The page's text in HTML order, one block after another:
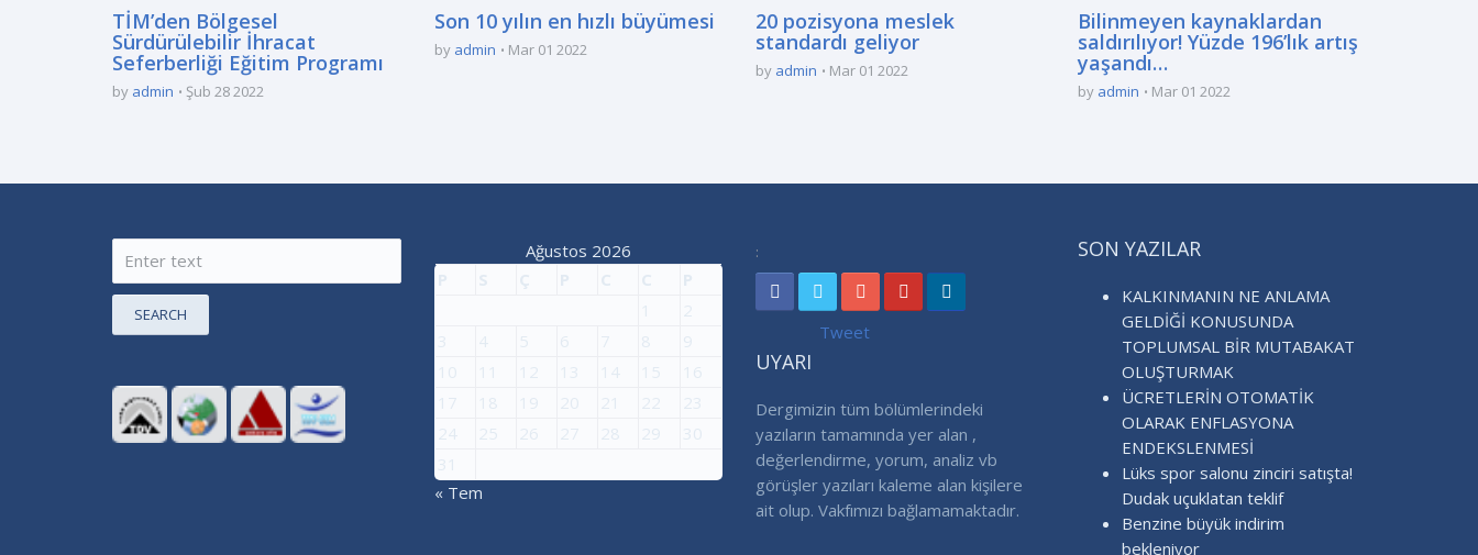
TİM’den Bölgesel
Sürdürülebilir İhracat
Seferberliği Eğitim Programı
by admin Şub 28 2022
Son 10 yılın en hızlı büyümesi
by admin Mar 01 2022
20 pozisyona meslek
standardı geliyor
by admin Mar 01 2022
Bilinmeyen kaynaklardan
saldırılıyor! Yüzde 196’lık artış
yaşandı…
by admin Mar 01 2022
SEARCH
Ağustos 2026
P
S Ç P C C
P
1
2
3
4 5 6 7 8
9
10
11 12 13 14 15
16
17
18 19 20 21 22
23
24
25 26 27 28 29
30
31
« Tem
:
Tweet
UYARI
Dergimizin tüm bölümlerindeki
yazıların tamamında yer alan ,
değerlendirme, yorum, analiz vb
görüşler yazıları kaleme alan kişilere
ait olup. Vakfımızı bağlamamaktadır.
SON YAZILAR
KALKINMANIN NE ANLAMA
GELDİĞİ KONUSUNDA
TOPLUMSAL BİR MUTABAKAT
OLUŞTURMAK
ÜCRETLERİN OTOMATİK
OLARAK ENFLASYONA
ENDEKSLENMESİ
Lüks spor salonu zinciri satışta!
Dudak uçuklatan teklif
Benzine büyük indirim
bekleniyor